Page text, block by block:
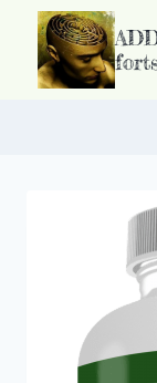
Passer
contenu